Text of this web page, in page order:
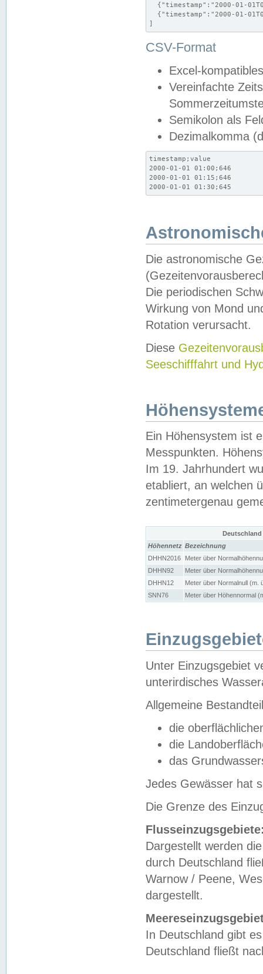
{"timestamp":"2000-01-
{"timestamp":"2000-01-
]
CSV-Format
Excel-
Vereinfachte
Semikolon als
Dezimalkomma
timestamp;value
2000-01-01 01:00;646
2000-01-01 01:15;646
2000-01-01 01:30;645
Die astronomische
Die periodischen
Wirkung von Mond
Rotation verursacht.
Diese
Seeschifffahrt und
Ein Höhensystem ist
Messpunkten.
Im 19. Jahrhundert
etabliert, an welchen
zentimetergenau
Höhennetz Bezeichnung
DHHN2016
Meter über
DHHN92
Meter über
DHHN12
Meter über Normalnull (m.
SNN76
Meter über Höhennormal
Unter Einzugsgebiet
unterirdisches
Allgemeine
die
die
das
Jedes Gewässer hat
Die Grenze des
Dargestellt werden
durch Deutschland
Warnow / Peene,
dargestellt.
In Deutschland gibt
Deutschland fließt